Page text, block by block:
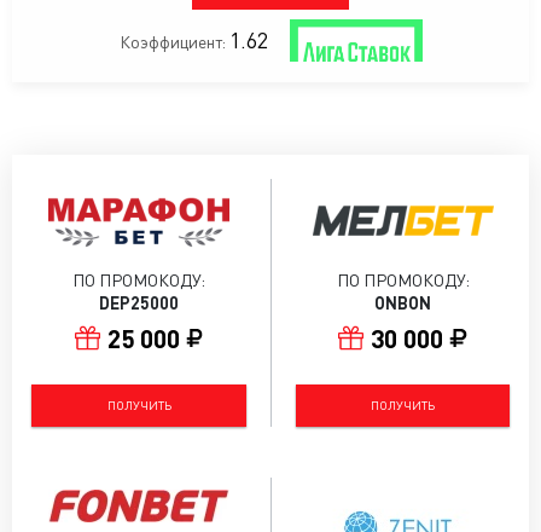
Коэффициент: 1.62
ПО ПРОМОКОДУ:
DEP25000
25 000
ПОЛУЧИТЬ
ПО ПРОМОКОДУ:
ONBON
30 000
ПОЛУЧИТЬ